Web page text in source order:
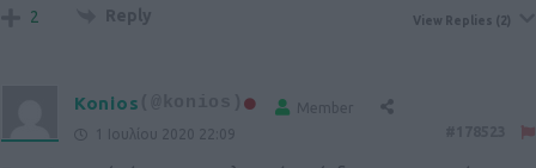
2 Reply View Replies (2)
Konios
Member
1 Ιουλίου 2020 22:09